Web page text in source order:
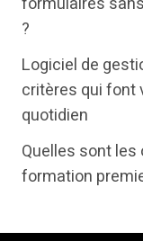
r
k
n
?
Logiciel de
critères qui font
quotidien
Quelles sont
formation